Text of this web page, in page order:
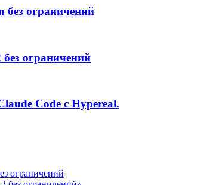
без ограничений
ограничений
Code с Hypereal.
ограничений